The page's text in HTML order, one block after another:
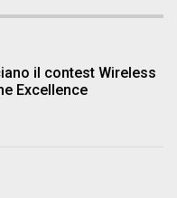
il contest Wireless
Excellence